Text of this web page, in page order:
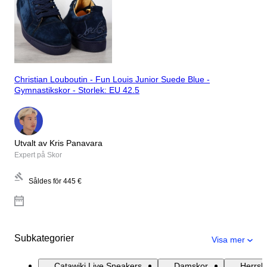
Christian Louboutin - Fun Louis Junior Suede Blue -
Gymnastikskor - Storlek: EU 42.5
Utvalt av Kris Panavara
Expert på Skor
Såldes för 445 €
Subkategorier Visa mer